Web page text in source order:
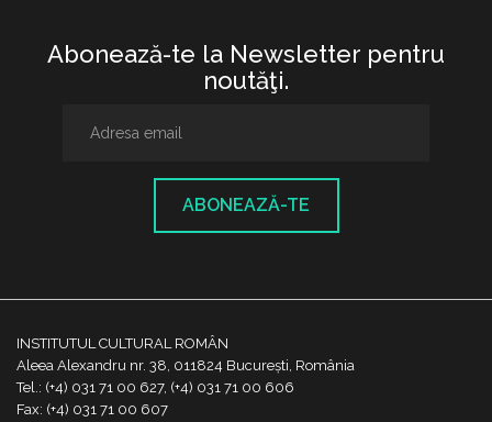
Abonează-te la Newsletter pentru
noutăţi.
ABONEAZĂ-TE
INSTITUTUL CULTURAL ROMÂN
Aleea Alexandru nr. 38, 011824 București, România
Tel.: (+4) 031 71 00 627, (+4) 031 71 00 606
Fax: (+4) 031 71 00 607